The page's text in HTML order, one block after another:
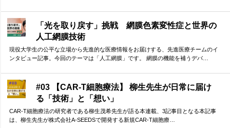
「光を取り戻す」挑戦 網膜色素変性症と世界の
人工網膜技術
現役大学生の公平な立場から先進的な医療情報をお届けする、先進医療チームのイ
ンタビュー記事。今回のテーマは「人工網膜」です。 網膜の機能を補うデバ…
#03 【CAR-T細胞療法】 柳生先生が日常に届け
る「技術」と「想い」
CAR-T細胞療法の研究者である柳生茂希先生が語る本連載、3記事目となる本記事
は、柳生先生が株式会社A-SEEDSで開発する新規CAR-T細胞療…